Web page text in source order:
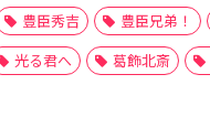
豊臣秀吉
豊臣兄弟！
光る君へ
葛飾北斎